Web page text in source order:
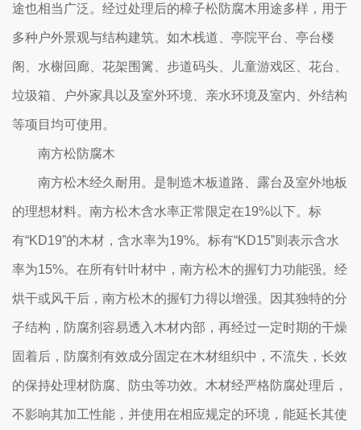
途也相当广泛。经过处理后的樟子松防腐木用途多样，用于
多种户外景观与结构建筑。如木栈道、亭院平台、亭台楼
阁、水榭回廊、花架围篱、步道码头、儿童游戏区、花台、
垃圾箱、户外家具以及室外环境、亲水环境及室内、外结构
等项目均可使用。
南方松防腐木
南方松木经久耐用。是制造木板道路、露台及室外地板
的理想材料。南方松木含水率正常限定在19%以下。标
有“KD19”的木材，含水率为19%。标有“KD15”则表示含水
率为15%。在所有针叶材中，南方松木的握钉力功能强。经
烘干或风干后，南方松木的握钉力得以增强。因其独特的分
子结构，防腐剂容易透入木材内部，再经过一定时期的干燥
固着后，防腐剂有效成分固定在木材组织中，不流失，长效
的保持处理材防腐、防虫等功效。木材经严格防腐处理后，
不影响其加工性能，并使用在相应规定的环境，能延长其使